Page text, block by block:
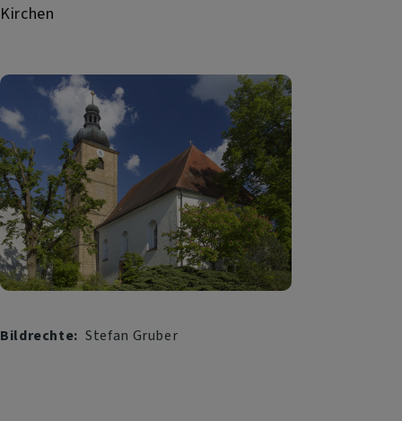
Kirchen
Bildrechte Stefan Gruber